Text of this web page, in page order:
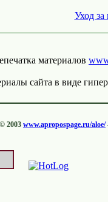
Уход
материалов
сайта в виде
2003 www.apropospage.ru/aloe/